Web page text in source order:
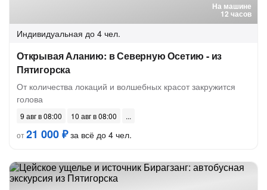
На машине
12 часов
Индивидуальная до 4 чел.
Открывая Аланию: в Северную Осетию - из
Пятигорска
От количества локаций и волшебных красот закружится
голова
9 авг в 08:00
10 авг в 08:00
от21 000 ₽за всё до 4 чел.